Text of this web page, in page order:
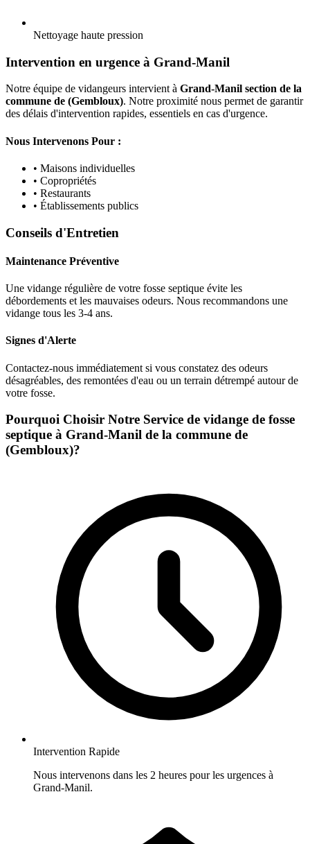
Nettoyage haute pression
Intervention en urgence à Grand-Manil
Notre équipe de vidangeurs intervient à Grand-Manil section de la
commune de (Gembloux). Notre proximité nous permet de garantir
des délais d'intervention rapides, essentiels en cas d'urgence.
Nous Intervenons Pour :
• Maisons individuelles
• Copropriétés
• Restaurants
• Établissements publics
Conseils d'Entretien
Maintenance Préventive
Une vidange régulière de votre fosse septique évite les
débordements et les mauvaises odeurs. Nous recommandons une
vidange tous les 3-4 ans.
Signes d'Alerte
Contactez-nous immédiatement si vous constatez des odeurs
désagréables, des remontées d'eau ou un terrain détrempé autour de
votre fosse.
Pourquoi Choisir Notre Service de vidange de fosse
septique à Grand-Manil de la commune de
(Gembloux)?
Intervention Rapide
Nous intervenons dans les 2 heures pour les urgences à
Grand-Manil.